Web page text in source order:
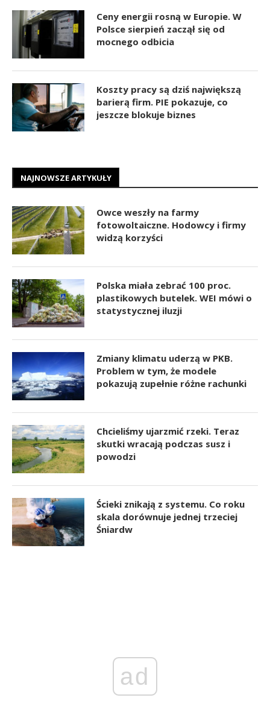
Ceny energii rosną w Europie. W
Polsce sierpień zaczął się od
mocnego odbicia
Koszty pracy są dziś największą
barierą firm. PIE pokazuje, co
jeszcze blokuje biznes
NAJNOWSZE ARTYKUŁY
Owce weszły na farmy
fotowoltaiczne. Hodowcy i firmy
widzą korzyści
Polska miała zebrać 100 proc.
plastikowych butelek. WEI mówi o
statystycznej iluzji
Zmiany klimatu uderzą w PKB.
Problem w tym, że modele
pokazują zupełnie różne rachunki
Chcieliśmy ujarzmić rzeki. Teraz
skutki wracają podczas susz i
powodzi
Ścieki znikają z systemu. Co roku
skala dorównuje jednej trzeciej
Śniardw
ad